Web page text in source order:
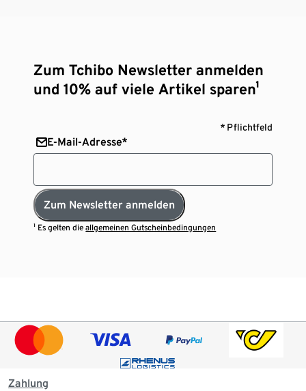
Zum Tchibo Newsletter anmelden
und 10% auf viele Artikel sparen¹
* Pflichtfeld
E-Mail-Adresse*
Zum Newsletter anmelden
¹ Es gelten dieallgemeinen Gutscheinbedingungen
Zahlung